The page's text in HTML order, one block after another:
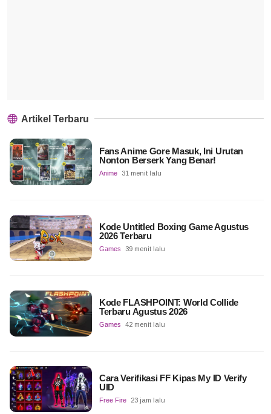
Artikel Terbaru
Fans Anime Gore Masuk, Ini Urutan
Nonton Berserk Yang Benar!
Anime 31 menit lalu
Kode Untitled Boxing Game Agustus
2026 Terbaru
Games 39 menit lalu
Kode FLASHPOINT: World Collide
Terbaru Agustus 2026
Games 42 menit lalu
Cara Verifikasi FF Kipas My ID Verify
UID
Free Fire 23 jam lalu